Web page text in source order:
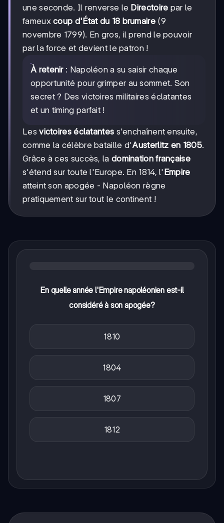
une seconde. Il renverse le Directoire par le
fameuxcoup d'État du 18 brumaire(9
novembre 1799). En gros, il prend le pouvoir
par la force et devient le patron !
À retenir: Napoléon a su saisir chaque
opportunité pour grimper au sommet. Son
secret ? Des victoires militaires éclatantes
et un timing parfait !
Lesvictoires éclatantes s'enchaînent ensuite,
comme la célèbre bataille d'Austerlitz en 1805.
Grâce à ces succès, la domination française
s'étend sur toute l'Europe. En 1814, l' Empire
atteint son apogée - Napoléon règne
pratiquement sur tout le continent !
En quelle année l'Empire napoléonien est-il
considéré à son apogée?
1810
1804
1807
1812